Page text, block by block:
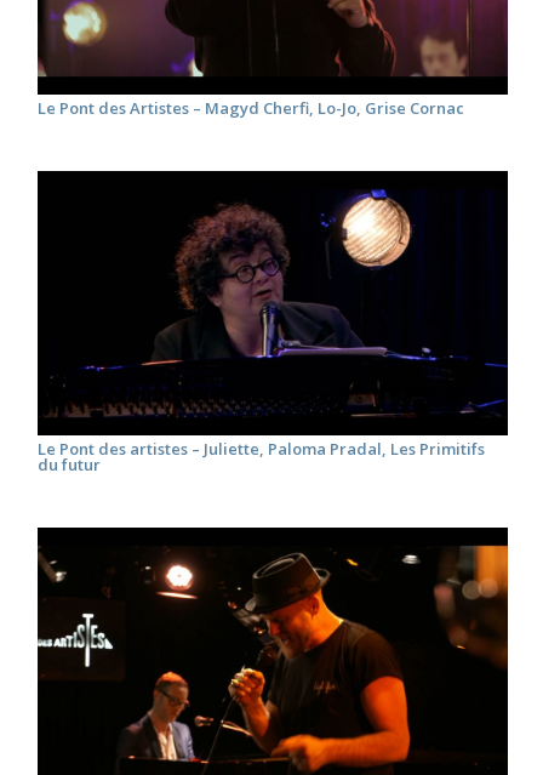
Le Pont des Artistes – Magyd Cherfi, Lo-Jo, Grise Cornac
Le Pont des artistes – Juliette, Paloma Pradal, Les Primitifs
du futur